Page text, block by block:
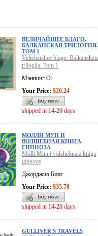
ВЕЛИЧАЙШЕЕ БЛАГО.
БАЛКАНСКАЯ ТРИЛОГИЯ.
ТОМ 1
Velichaishee blago. Balkanskaia
trilogiia. Tom 1
Мэннинг О.
Your Price: $20.24
shipped in 14-20 days
МОЛЛИ МУН И
ВОЛШЕБНАЯ КНИГА
ГИПНОЗА
Molli Mun i volshebnaia kniga
gipnoza
Джорджия Бинг
Your Price: $35.78
shipped in 14-20 days
GULLIVER'S TRAVELS